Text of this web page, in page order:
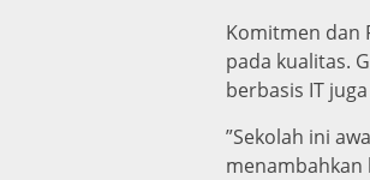
​Komitmen dan
pada kualitas.
berbasis IT
​”Sekolah ini
menambahkan